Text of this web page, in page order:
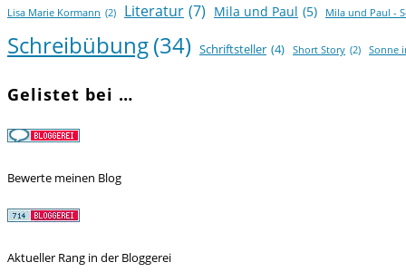
Lisa Marie Kormann (2) Literatur (7) Mila und Paul (5) Mila und Paul -
Schreibübung(34) Schriftsteller (4) Short Story (2) Sonne
Gelistet bei …
Bewerte meinen Blog
Aktueller Rang in der Bloggerei